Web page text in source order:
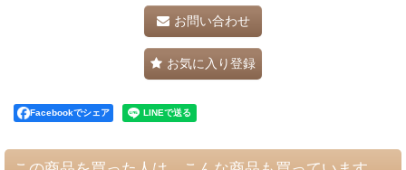
お問い合わせ
お気に入り登録
Facebookでシェア